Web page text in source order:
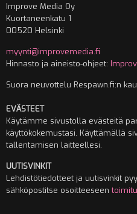
Improve Media Oy
Kuortaneenkatu 1
00520 Helsinki
myynti@improvemedia.fi
Hinnasto ja aineisto-ohjeet:
Suora neuvottelu Respawn.fi:n
EVÄSTEET
Käytämme sivustolla evästeitä
käyttökokemustasi. Käyttämällä
tallentamisen laitteellesi.
UUTISVINKIT
Lehdistötiedotteet ja uutisvinkit
sähköpostitse osoitteeseen